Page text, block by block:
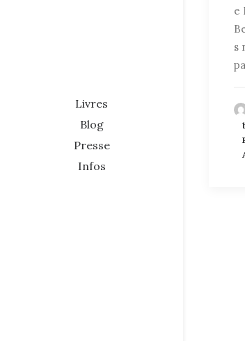
Livres
Blog
Presse
Infos
e
s